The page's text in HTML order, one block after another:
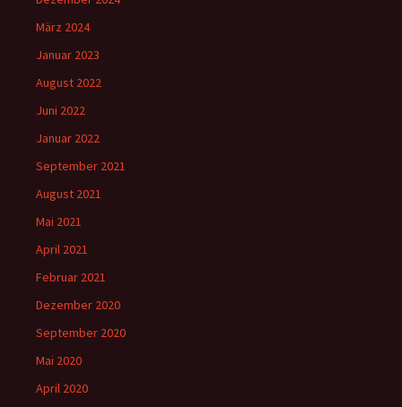
März 2024
Januar 2023
August 2022
Juni 2022
Januar 2022
September 2021
August 2021
Mai 2021
April 2021
Februar 2021
Dezember 2020
September 2020
Mai 2020
April 2020